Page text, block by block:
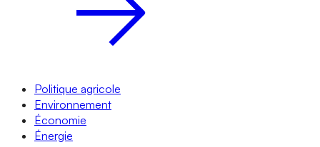
Politique agricole
Environnement
Économie
Énergie